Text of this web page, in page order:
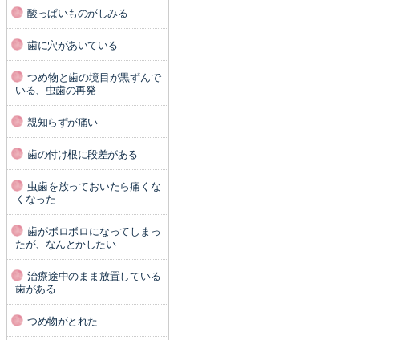
酸っぱいものがしみる
歯に穴があいている
つめ物と歯の境目が黒ずんで
いる、虫歯の再発
親知らずが痛い
歯の付け根に段差がある
虫歯を放っておいたら痛くな
くなった
歯がボロボロになってしまっ
たが、なんとかしたい
治療途中のまま放置している
歯がある
つめ物がとれた